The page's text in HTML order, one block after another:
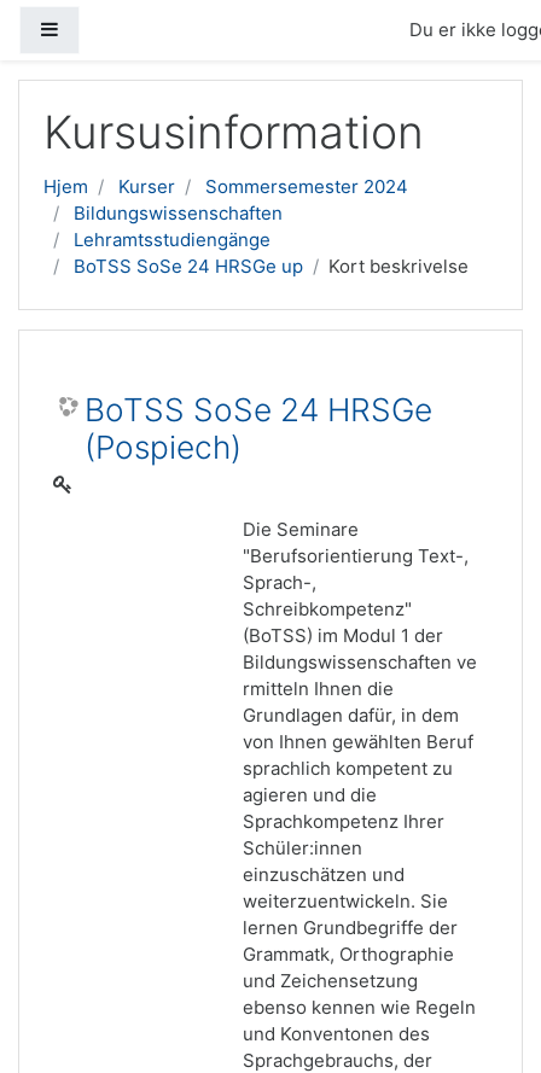
Du er ikke
Kursusinformation
Hjem Kurser
Sommersemester 2024
Bildungswissenschaften
Lehramtsstudiengänge
BoTSS SoSe 24 HRSGe up
Kort beskrivelse
BoTSS SoSe 24 HRSGe
(Pospiech)
Die Seminare
"Berufsorientierung Text-,
Sprach-,
Schreibkompetenz"
(BoTSS) im Modul 1 der
Bildungswissenschaften ve
rmitteln Ihnen die
Grundlagen dafür, in dem
von Ihnen gewählten Beruf
sprachlich kompetent zu
agieren und die
Sprachkompetenz Ihrer
Schüler:innen
einzuschätzen und
weiterzuentwickeln. Sie
lernen Grundbegriffe der
Grammatk, Orthographie
und Zeichensetzung
ebenso kennen wie Regeln
und Konventonen des
Sprachgebrauchs, der